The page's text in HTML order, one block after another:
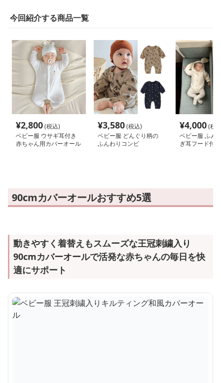
今回紹介する商品一覧
¥2,800(税込)
ベビー服 ウサギ耳付き
赤ちゃん用カバーオール
¥3,580(税込)
ベビー服 どんぐり柄の
ふんわりコンビ
¥4,000(税
ベビー服 ふん
ぎ耳フード付
90cmカバーオールおすすめ5選
動きやすく着替えもスムーズな王冠刺繍入り
90cmカバーオールで活発な赤ちゃんの毎日を快
適にサポート